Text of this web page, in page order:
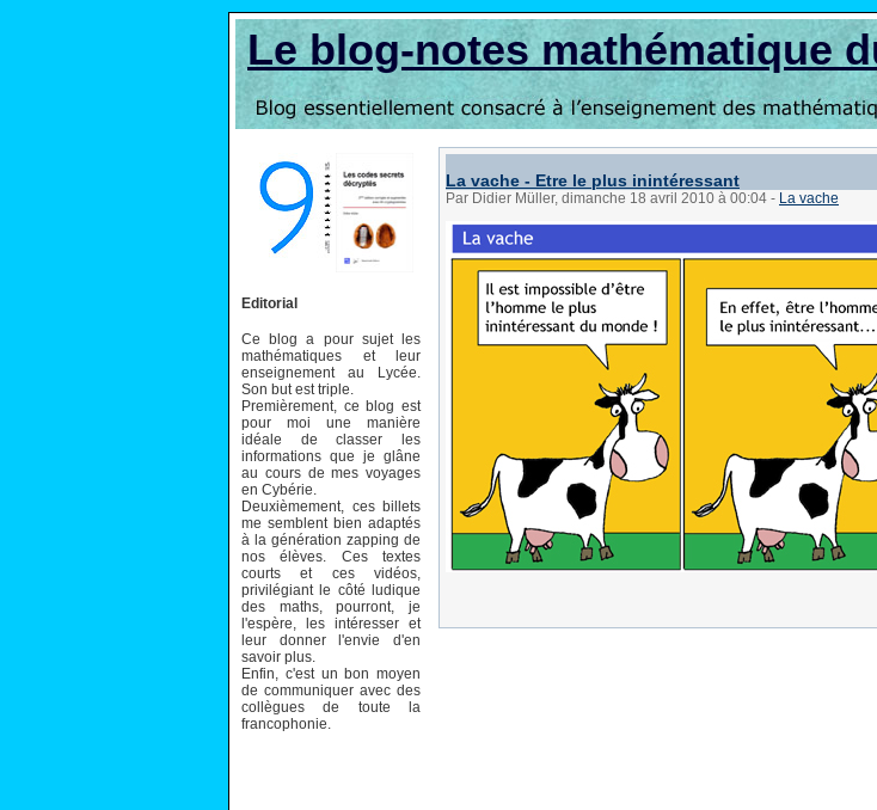
Le blog-notes mathématique
Editorial
Ce blog a pour sujet les
mathématiques et leur
enseignement au Lycée.
Son but est triple.
Premièrement, ce blog est
pour moi une manière
idéale de classer les
informations que je glâne
au cours de mes voyages
en Cybérie.
Deuxièmement, ces billets
me semblent bien adaptés
à la génération zapping de
nos élèves. Ces textes
courts et ces vidéos,
privilégiant le côté ludique
des maths, pourront, je
l'espère, les intéresser et
leur donner l'envie d'en
savoir plus.
Enfin, c'est un bon moyen
de communiquer avec des
collègues de toute la
francophonie.
La vache - Etre le plus inintéressant
Par Didier Müller, dimanche 18 avril 2010 à 00:04 - La vache